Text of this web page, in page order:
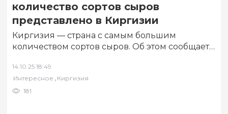
количество сортов сыров
представлено в Киргизии
Киргизия — страна с самым большим
количеством сортов сыров. Об этом сообщает
14.10.25 18:49
Интересное , Киргизия
181